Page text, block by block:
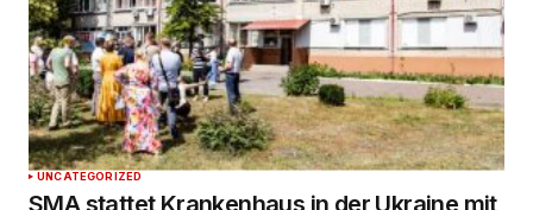
UNCATEGORIZED
SMA stattet Krankenhaus in der Ukraine mit